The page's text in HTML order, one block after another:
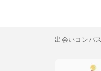
出会いコンパス